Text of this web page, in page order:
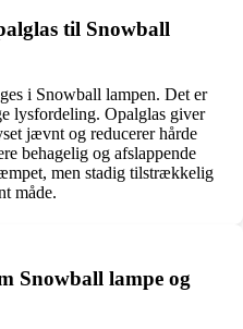
til Snowball
i Snowball lampen. Det er
lysfordeling. Opalglas giver
jævnt og reducerer hårde
behagelig og afslappende
men stadig tilstrækkelig
måde.
Snowball lampe og